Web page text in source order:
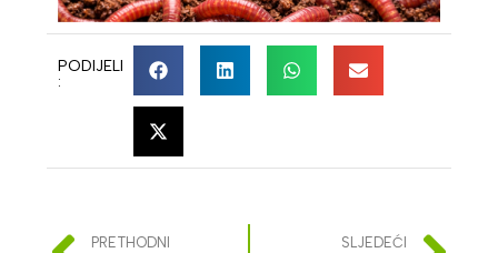
PODIJELI
:
PRETHODNI SLJEDEĆI